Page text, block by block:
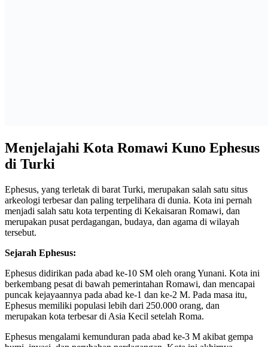
Menjelajahi Kota Romawi Kuno Ephesus
di Turki
Ephesus, yang terletak di barat Turki, merupakan salah satu situs
arkeologi terbesar dan paling terpelihara di dunia. Kota ini pernah
menjadi salah satu kota terpenting di Kekaisaran Romawi, dan
merupakan pusat perdagangan, budaya, dan agama di wilayah
tersebut.
Sejarah Ephesus:
Ephesus didirikan pada abad ke-10 SM oleh orang Yunani. Kota ini
berkembang pesat di bawah pemerintahan Romawi, dan mencapai
puncak kejayaannya pada abad ke-1 dan ke-2 M. Pada masa itu,
Ephesus memiliki populasi lebih dari 250.000 orang, dan
merupakan kota terbesar di Asia Kecil setelah Roma.
Ephesus mengalami kemunduran pada abad ke-3 M akibat gempa